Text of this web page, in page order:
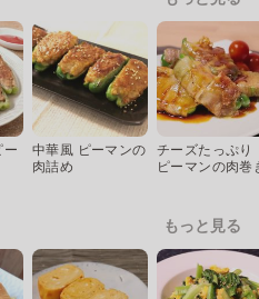
ー
中華風 ピーマンの
肉詰め
チーズたっぷり
ピーマンの肉巻
もっと見る